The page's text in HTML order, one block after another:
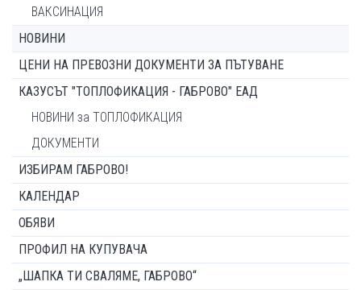
ВАКСИНАЦИЯ
НОВИНИ
ЦЕНИ НА ПРЕВОЗНИ ДОКУМЕНТИ ЗА ПЪТУВАНЕ
КАЗУСЪТ "ТОПЛОФИКАЦИЯ - ГАБРОВО" ЕАД
НОВИНИ за ТОПЛОФИКАЦИЯ
ДОКУМЕНТИ
ИЗБИРАМ ГАБРОВО!
КАЛЕНДАР
ОБЯВИ
ПРОФИЛ НА КУПУВАЧА
„ШАПКА ТИ СВАЛЯМЕ, ГАБРОВО“